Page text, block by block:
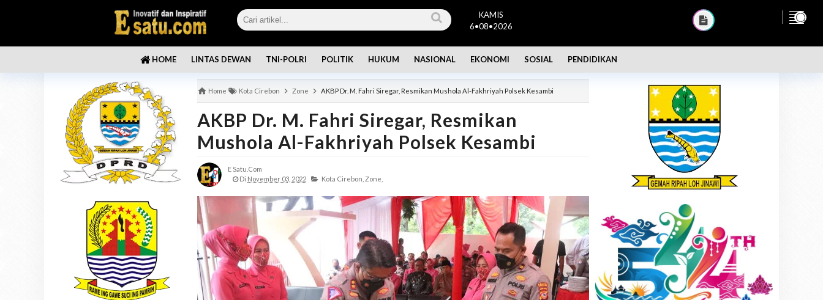
KAMIS
6•08•2026
HOME LINTAS DEWAN TNI-POLRI POLITIK HUKUM NASIONAL EKONOMI SOSIAL PENDIDIKAN
Home Kota Cirebon Zone AKBP Dr. M. Fahri Siregar, Resmikan Mushola Al-Fakhriyah Polsek Kesambi
AKBP Dr. M. Fahri Siregar, Resmikan
Mushola Al-Fakhriyah Polsek Kesambi
E Satu.com
Di November 03, 2022 Kota Cirebon, Zone,